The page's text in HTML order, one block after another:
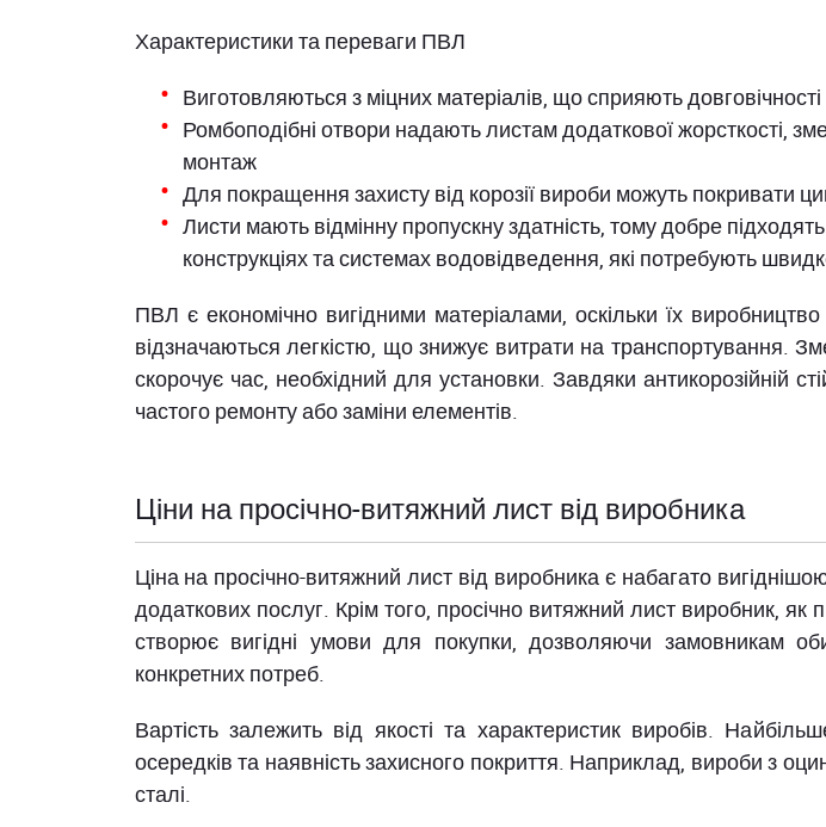
Характеристики та переваги ПВЛ
Виготовляються з міцних матеріалів, що сприяють
Ромбоподібні отвори надають листам додаткової жорсткості,
монтаж
Для покращення захисту від корозії вироби можуть покривати
Листи мають відмінну пропускну здатність, тому добре
конструкціях та системах водовідведення, які потребують
ПВЛ є економічно вигідними матеріалами, оскільки їх
відзначаються легкістю, що знижує витрати на транспортування.
скорочує час, необхідний для установки. Завдяки антикорозійній
частого ремонту або заміни елементів.
Ціни на просічно-витяжний лист від виробника
Ціна на просічно-витяжний лист від виробника є набагато
додаткових послуг. Крім того, просічно витяжний лист виробник,
створює вигідні умови для покупки, дозволяючи замовникам
конкретних потреб.
Вартість залежить від якості та характеристик виробів.
осередків та наявність захисного покриття. Наприклад, вироби з
сталі.